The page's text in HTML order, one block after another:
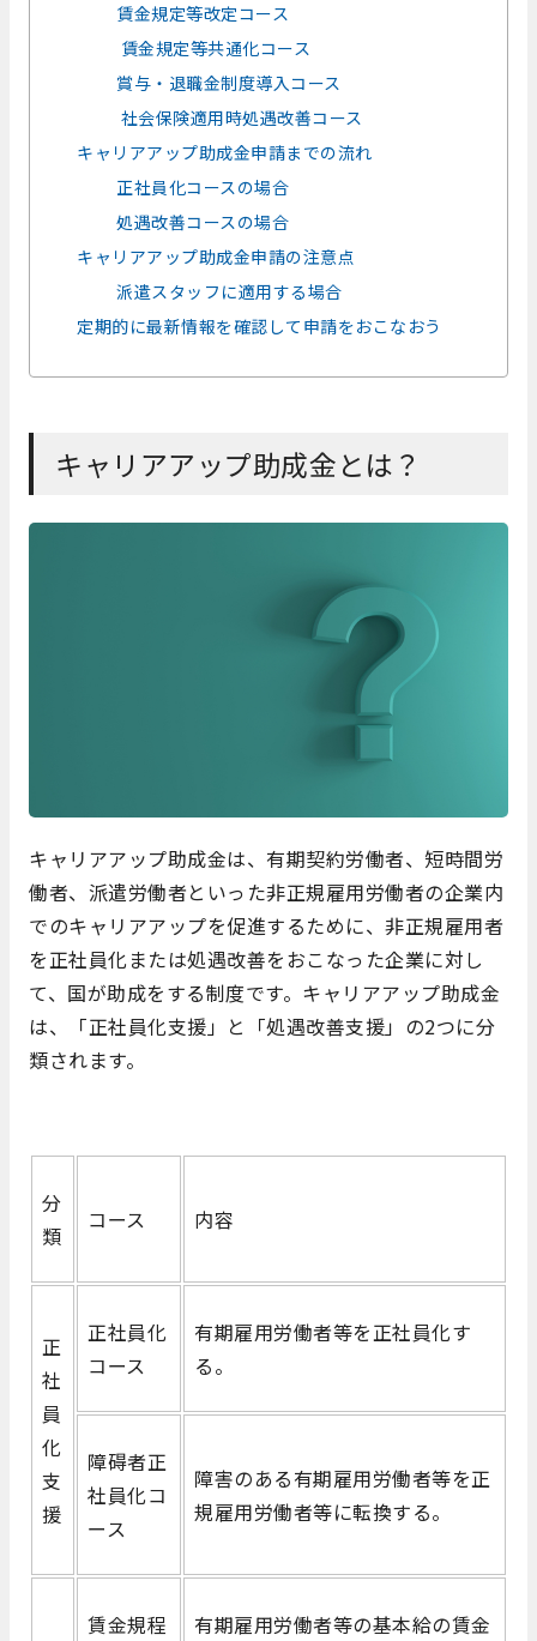
賃金規定等改定コース
賃金規定等共通化コース
賞与・退職金制度導入コース
社会保険適用時処遇改善コース
キャリアアップ助成金申請までの流れ
正社員化コースの場合
処遇改善コースの場合
キャリアアップ助成金申請の注意点
派遣スタッフに適用する場合
定期的に最新情報を確認して申請をおこなおう
キャリアアップ助成金とは？
キャリアアップ助成金は、有期契約労働者、短時間労
働者、派遣労働者といった非正規雇用労働者の企業内
でのキャリアアップを促進するために、非正規雇用者
を正社員化または処遇改善をおこなった企業に対し
て、国が助成をする制度です。キャリアアップ助成金
は、「正社員化支援」と「処遇改善支援」の2つに分
類されます。
分
類
コース 内容
正
社
員
化
支
援
正社員化
コース
有期雇用労働者等を正社員化す
る。
障碍者正
社員化コ
ース
障害のある有期雇用労働者等を正
規雇用労働者等に転換する。
賃金規程
有期雇用労働者等の基本給の賃金